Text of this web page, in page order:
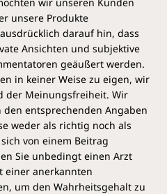
unsere Produkte
darauf hin, dass
Ansichten und subjektive
geäußert werden.
in keiner Weise zu eigen, wir
der Meinungsfreiheit. Wir
entsprechenden Angaben
weder als richtig noch als
von einem Beitrag
Sie unbedingt einen Arzt
einer anerkannten
um den Wahrheitsgehalt zu